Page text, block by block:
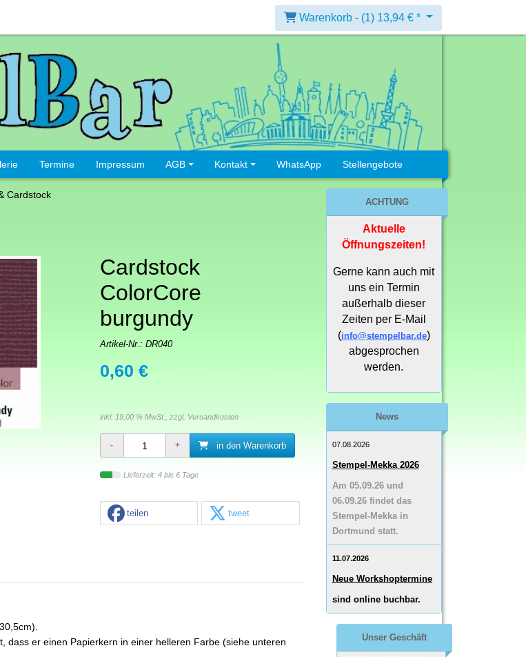
Warenkorb - (1) 13,94 € *
Termine Impressum AGB Kontakt WhatsApp Stellengebote
Cardstock
Cardstock
ColorCore
burgundy
Artikel-Nr.: DR040
0,60 €
inkl. 19,00 % MwSt., zzgl. Versandkosten
in den Warenkorb
Lieferzeit: 4 bis 6 Tage
teilen tweet
dass er einen Papierkern in einer helleren Farbe (siehe unteren
ACHTUNG
Aktuelle
Öffnungszeiten!
Gerne kann auch mit
uns ein Termin
außerhalb dieser
Zeiten per E-Mail
(info@stempelbar.de)
abgesprochen
werden.
News
07.08.2026
Stempel-Mekka 2026
Am 05.09.26 und
06.09.26 findet das
Stempel-Mekka in
Dortmund statt.
11.07.2026
Neue Workshoptermine
sind online buchbar.
Unser Geschäft